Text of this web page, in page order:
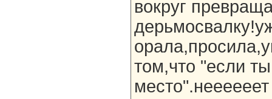
вокруг
том,что "если